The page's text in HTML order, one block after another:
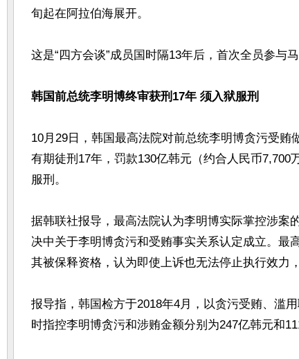
旬起在阿拉伯海展开。
这是“四方会谈”成员国时隔13年后，首次全员参与
韩国前总统李明博终审获刑17年 须入狱服刑
10月29日，韩国最高法院对前总统李明博贪污受
有期徒刑17年，罚款130亿韩元（约合人民币7,700
服刑。
据韩联社报导，最高法院认为李明博实际掌控涉案
决中关于李明博贪污和受贿事实关系认定成立。最
其被保释资格，认为即使上诉也无法停止执行效力
报导指，韩国检方于2018年4月，以贪污受贿、滥
时指控李明博贪污和涉贿金额分别为247亿韩元和